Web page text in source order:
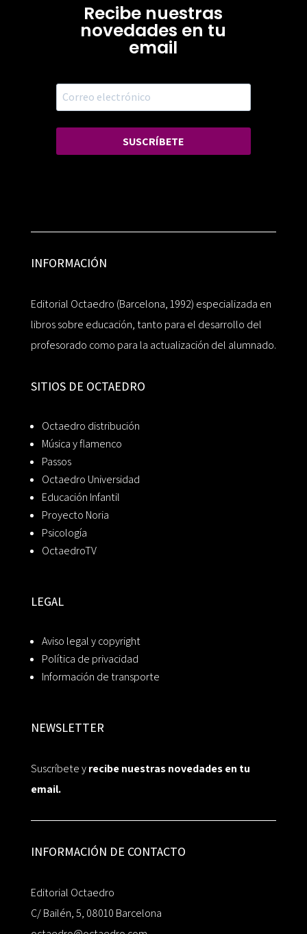
Recibe nuestras
novedades en tu
email
SUSCRÍBETE
INFORMACIÓN
Editorial Octaedro (Barcelona, 1992) especializada en
libros sobre educación, tanto para el desarrollo del
profesorado como para la actualización del alumnado.
SITIOS DE OCTAEDRO
Octaedro distribución
Música y flamenco
Passos
Octaedro Universidad
Educación Infantil
Proyecto Noria
Psicología
OctaedroTV
LEGAL
Aviso legal y copyright
Política de privacidad
Información de transporte
NEWSLETTER
Suscríbete yrecibe nuestras novedades en tu
email.
INFORMACIÓN DE CONTACTO
Editorial Octaedro
C/ Bailén, 5, 08010 Barcelona